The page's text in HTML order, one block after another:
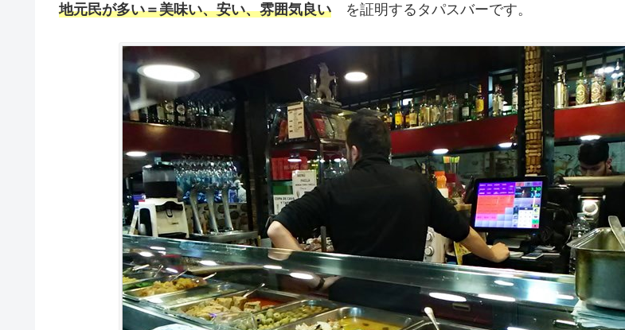
地元民が多い＝美味い、安い、雰囲気良い を証明するタパスバーです。